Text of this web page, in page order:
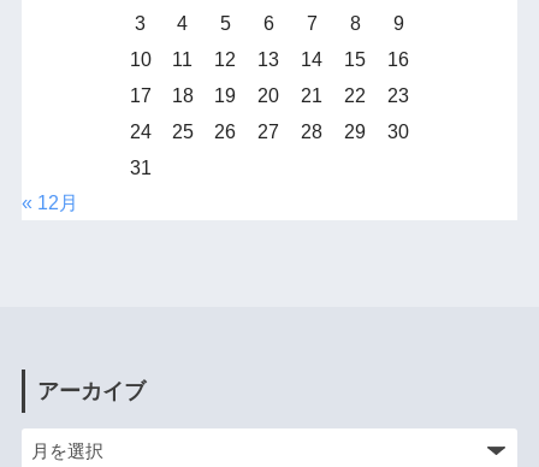
3
4 5 6 7 8
9
10
11 12 13 14 15
16
17
18 19 20 21 22
23
24
25 26 27 28 29
30
31
« 12月
アーカイブ